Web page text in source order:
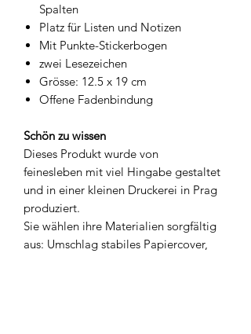
Spalten
Platz für Listen und Notizen
Mit Punkte-Stickerbogen
zwei Lesezeichen
Grösse: 12.5 x 19 cm
Offene Fadenbindung
Schön zu wissen
Dieses Produkt wurde von
feinesleben mit viel Hingabe gestaltet
und in einer kleinen Druckerei in Prag
produziert.
Sie wählen ihre Materialien sorgfältig
aus: Umschlag stabiles Papiercover,